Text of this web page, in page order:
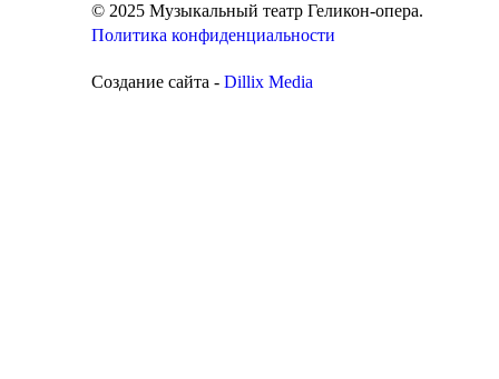
© 2025 Музыкальный театр Геликон-опера.
Политика конфиденциальности
Создание сайта - Dillix Media